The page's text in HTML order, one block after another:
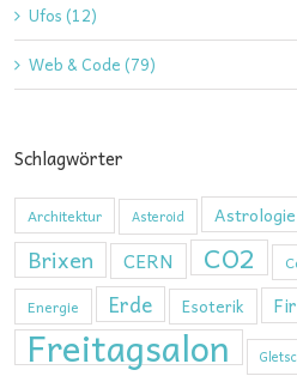
Ufos (12)
Web & Code (79)
Schlagwörter
Architektur Asteroid Astrologie
Brixen CERN CO2
Energie
Erde Esoterik
Freitagsalon